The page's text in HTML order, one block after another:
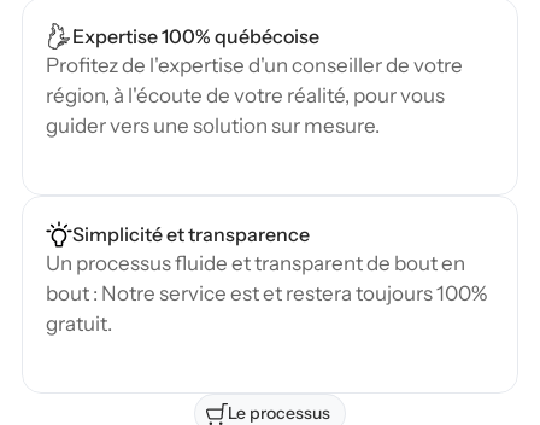
Expertise 100% québécoise
Profitez de l'expertise d'un conseiller de votre
région, à l'écoute de votre réalité, pour vous
guider vers une solution sur mesure.
Simplicité et transparence
Un processus fluide et transparent de bout en
bout : Notre service est et restera toujours 100%
gratuit.
Le processus